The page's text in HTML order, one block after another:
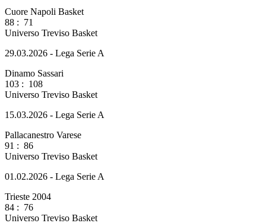
Cuore Napoli Basket
88 : 71
Universo Treviso Basket
29.03.2026 - Lega Serie A
Dinamo Sassari
103 : 108
Universo Treviso Basket
15.03.2026 - Lega Serie A
Pallacanestro Varese
91 : 86
Universo Treviso Basket
01.02.2026 - Lega Serie A
Trieste 2004
84 : 76
Universo Treviso Basket